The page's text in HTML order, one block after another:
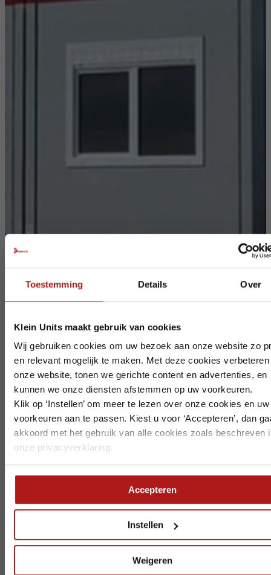
Toestemming Details Over
Klein Units maakt gebruik van cookies
Wij gebruiken cookies om uw bezoek aan onze website zo
en relevant mogelijk te maken. Met deze cookies verbeteren
onze website, tonen we gerichte content en advertenties, en
kunnen we onze diensten afstemmen op uw voorkeuren.
Klik op ‘Instellen’ om meer te lezen over onze cookies en uw
voorkeuren aan te passen. Kiest u voor ‘Accepteren’, dan
akkoord met het gebruik van alle cookies zoals beschreven
onze privacyverklaring.
Accepteren
Instellen
Weigeren
Op vakantie? Wij blijven bereikbaar.
Ook deze zomer staan we voor u klaar, al werken we tijdelijk
aangepaste bezetting. Houd rekening met het volgende:
Bezoek in week 30 t/m 34
is alleen mogelijk op
Zeewolde is gesloten inweek 32
Dordrechtis gesloten in week 33
Alle vestigingen zijn telefonisch bereikbaar.
we de planning goed kunnen afstemmen.
Wij wensen iedereen een fijne vakantie.